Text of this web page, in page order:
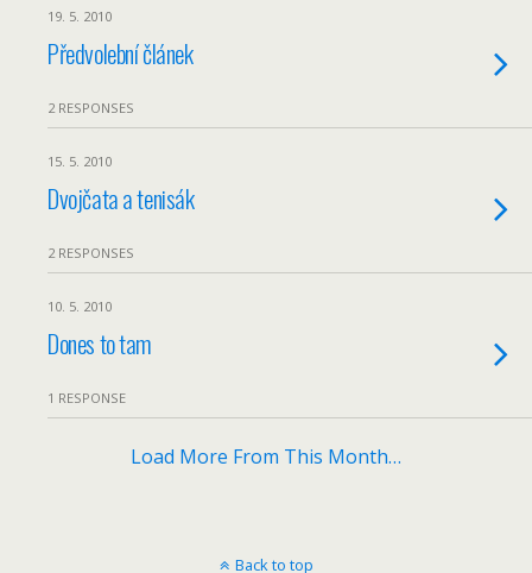
19. 5. 2010
Předvolební článek
2 RESPONSES
15. 5. 2010
Dvojčata a tenisák
2 RESPONSES
10. 5. 2010
Dones to tam
1 RESPONSE
Load More From This Month…
Back to top